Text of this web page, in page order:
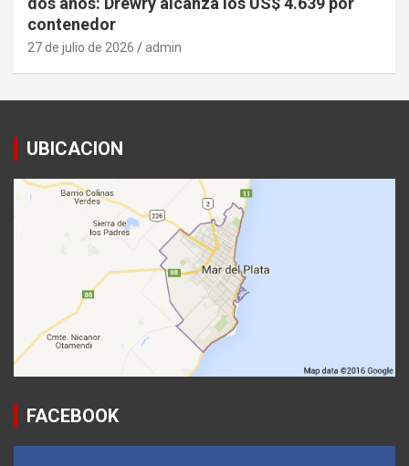
contenedor
27 de julio de 2026 admin
UBICACION
FACEBOOK